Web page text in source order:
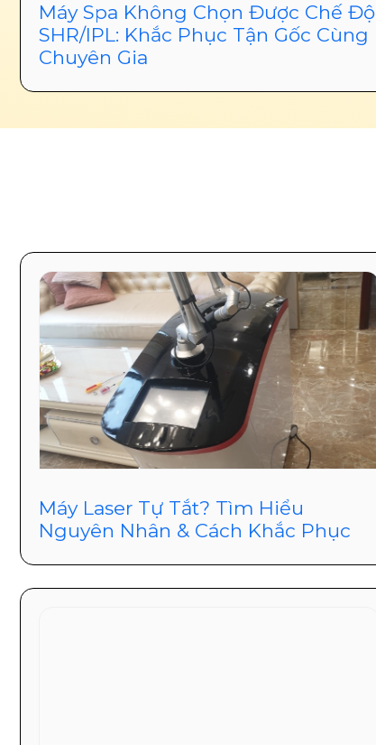
Máy Spa Không Chọn Được Chế Độ
SHR/IPL: Khắc Phục Tận Gốc Cùng
Chuyên Gia
Máy Laser Tự Tắt? Tìm Hiểu
Nguyên Nhân & Cách Khắc Phục